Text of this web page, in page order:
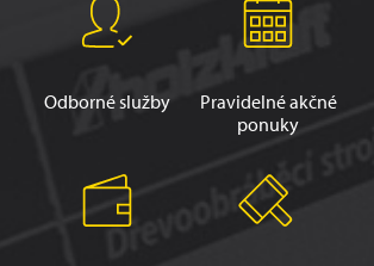
Odborné služby
Pravidelné akčné
ponuky